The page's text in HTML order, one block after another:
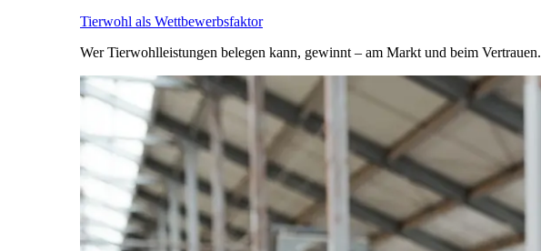
Tierwohl als Wettbewerbsfaktor
Wer Tierwohlleistungen belegen kann, gewinnt – am Markt und beim Vertrauen.